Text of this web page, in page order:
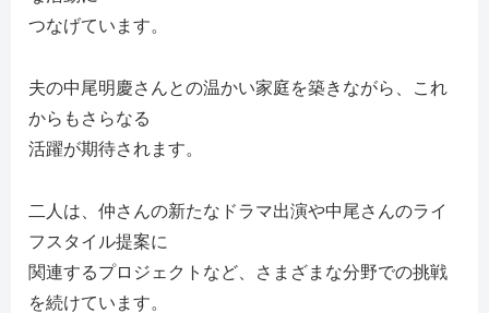
つなげています。
夫の中尾明慶さんとの温かい家庭を築きながら、これ
からもさらなる
活躍が期待されます。
二人は、仲さんの新たなドラマ出演や中尾さんのライ
フスタイル提案に
関連するプロジェクトなど、さまざまな分野での挑戦
を続けています。